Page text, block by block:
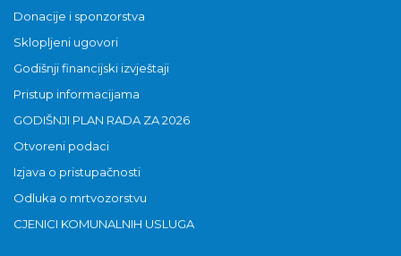
Donacije i sponzorstva
Sklopljeni ugovori
Godišnji financijski izvještaji
Pristup informacijama
GODIŠNJI PLAN RADA ZA 2026
Otvoreni podaci
Izjava o pristupačnosti
Odluka o mrtvozorstvu
CJENICI KOMUNALNIH USLUGA